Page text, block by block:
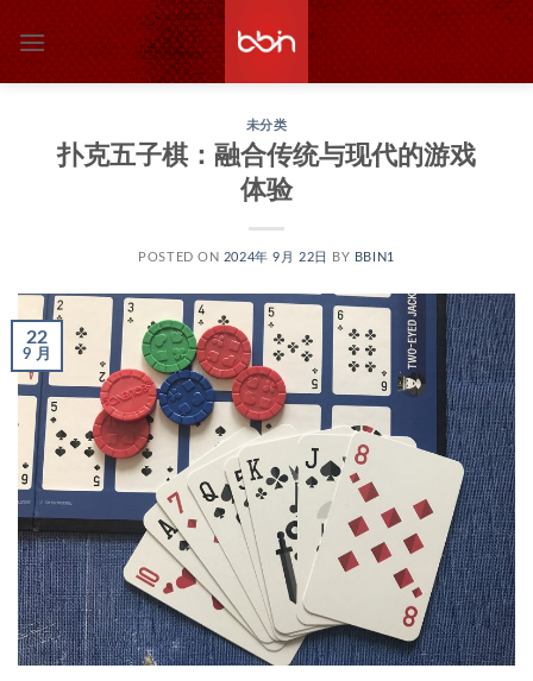
跳
到
内
未分类
扑克五子棋：融合传统与现代的游戏
体验
POSTED ON 2024年 9月 22日 BY BBIN1
22
9 月